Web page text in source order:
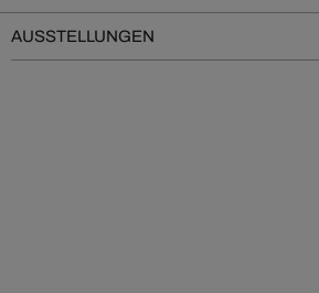
AUSSTELLUNGEN